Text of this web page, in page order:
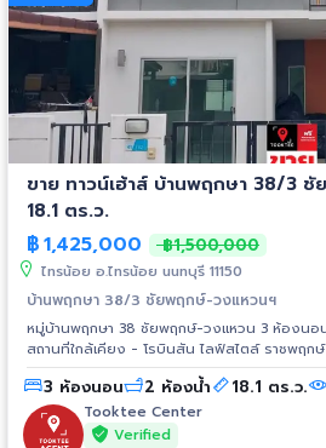
ขาย ทาวน์เฮ้าส์ บ้านพฤกษา 38/3
18.1 ตร.ว.
฿1,425,000 ฿1,500,000
ไทรน้อย อ.ไทรน้อย นนทบุรี 11150
บ้านพฤกษา 38/3 ชัยพฤกษ์-วงแหวนฯ
หมู่บ้านพฤกษา 38 ชัยพฤกษ์-วงแหวน 3 ห้องนอ
สถานที่ใกล้เคียง - โรบินสัน ไลฟ์สไตล์ ราชพฤกษ์ - Central Westgate - Ikea
บางใหญ่ - โลตัส บางใหญ่ - รพ.ไทรน้อย - รพ.พ
เทพศิรินทร์ นนทบุรี - โรงเรียนสวนกุหลาบนนท
3 ห้องนอน 2 ห้องน้ำ 18.1 ตร.ว.
Tooktee Center
Verified